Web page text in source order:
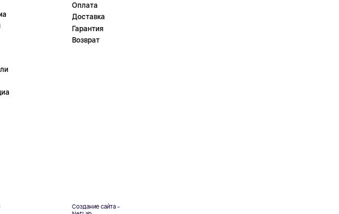
Оплата
Доставка
Гарантия
Возврат
Создание сайта –